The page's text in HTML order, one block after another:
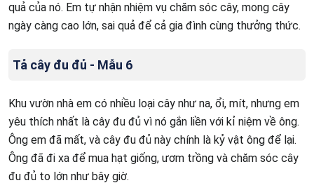
quả của nó. Em tự nhận nhiệm vụ chăm sóc cây, mong cây
ngày càng cao lớn, sai quả để cả gia đình cùng thưởng thức.
Tả cây đu đủ - Mẫu 6
Khu vườn nhà em có nhiều loại cây như na, ổi, mít, nhưng em
yêu thích nhất là cây đu đủ vì nó gắn liền với kỉ niệm về ông.
Ông em đã mất, và cây đu đủ này chính là kỷ vật ông để lại.
Ông đã đi xa để mua hạt giống, ươm trồng và chăm sóc cây
đu đủ to lớn như bây giờ.